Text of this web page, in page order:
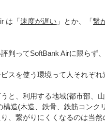
は「速度が遅い 」とか、「繋
判ってSoftBank Airに限らず
スを使う環境って人それぞれ
と、利用する地域(都市部、
構造(木造、鉄骨、鉄筋コンク
、繋がりにくくなるのは当然